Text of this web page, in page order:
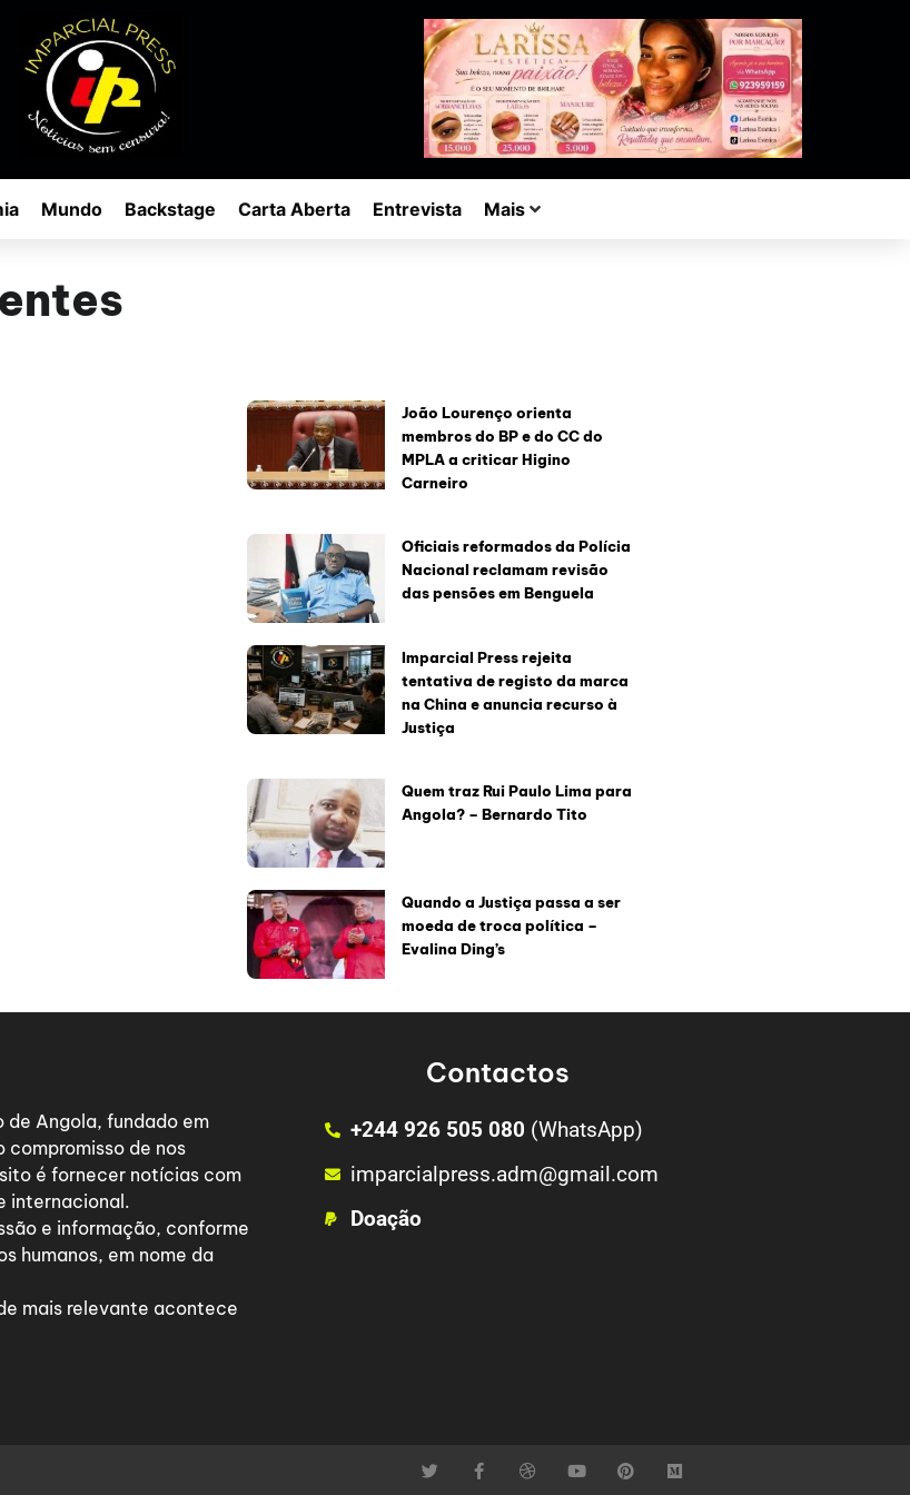
Mundo Backstage Carta Aberta Entrevista Mais
João Lourenço orienta
membros do BP e do CC do
MPLA a criticar Higino
Carneiro
Oficiais reformados da Polícia
Nacional reclamam revisão
das pensões em Benguela
Imparcial Press rejeita
tentativa de registo da marca
na China e anuncia recurso à
Justiça
Quem traz Rui Paulo Lima para
Angola? – Bernardo Tito
Quando a Justiça passa a ser
moeda de troca política –
Evalina Ding’s
Angola, fundado em
compromisso de nos
é fornecer notícias com
internacional.
e informação, conforme
humanos, em nome da
mais relevante acontece
Contactos
+244 926 505 080 (WhatsApp)
imparcialpress.adm@gmail.com
Doação